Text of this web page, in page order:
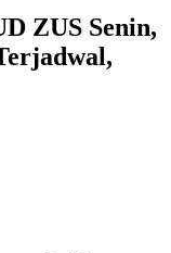
ZUS Senin,